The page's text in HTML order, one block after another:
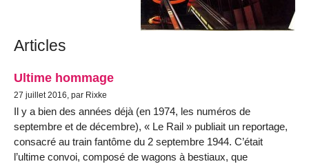
Articles
Ultime hommage
27 juillet 2016, par Rixke
Il y a bien des années déjà (en 1974, les numéros de
septembre et de décembre), « Le Rail » publiait un reportage,
consacré au train fantôme du 2 septembre 1944. C’était
l’ultime convoi, composé de wagons à bestiaux, que